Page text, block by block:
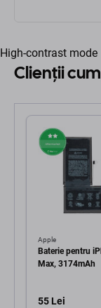
High-contrast mode
Clienții
Apple
Baterie pentru
Max, 3174mAh
55 Lei